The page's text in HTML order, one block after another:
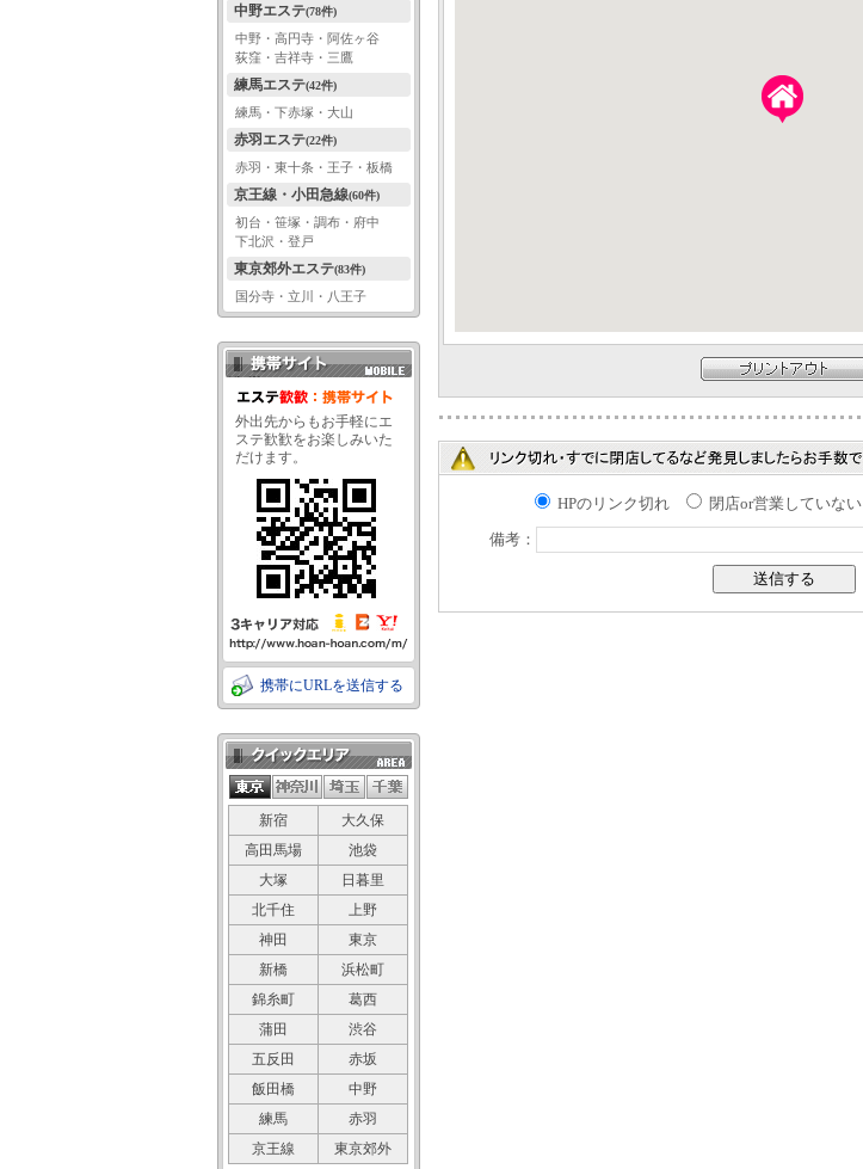
HPのリンク切れ 閉店or営業していない
備考：
中野エステ(78件)
中野・高円寺・阿佐ヶ谷
荻窪・吉祥寺・三鷹
練馬エステ(42件)
練馬・下赤塚・大山
赤羽エステ(22件)
赤羽・東十条・王子・板橋
京王線・小田急線(60件)
初台・笹塚・調布・府中
下北沢・登戸
東京郊外エステ(83件)
国分寺・立川・八王子
携帯サイト QRコード
外出先からもお手軽にエ
ステ歓歓をお楽しみいた
だけます。
携帯にURLを送信する
クイックエリア
新宿
大久保
高田馬場
池袋
大塚
日暮里
北千住
上野
神田
東京
新橋
浜松町
錦糸町
葛西
蒲田
渋谷
五反田
赤坂
飯田橋
中野
練馬
赤羽
京王線
東京郊外